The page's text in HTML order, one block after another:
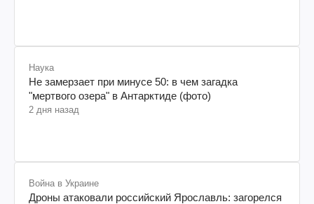
Наука
Не замерзает при минусе 50: в чем загадка
"мертвого озера" в Антарктиде (фото)
2 дня назад
Война в Украине
Дроны атаковали российский Ярославль: загорелся